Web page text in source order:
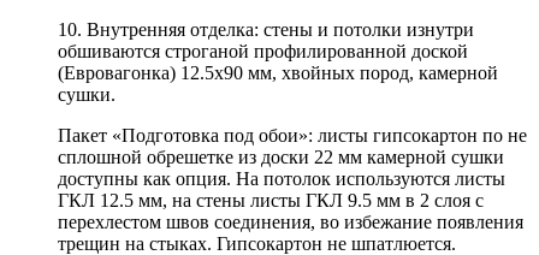
10. Внутренняя отделка: стены и потолки изнутри
обшиваются строганой профилированной доской
(Евровагонка) 12.5х90 мм, хвойных пород, камерной
сушки.
Пакет «Подготовка под обои»: листы гипсокартон по не
сплошной обрешетке из доски 22 мм камерной сушки
доступны как опция. На потолок используются листы
ГКЛ 12.5 мм, на стены листы ГКЛ 9.5 мм в 2 слоя с
перехлестом швов соединения, во избежание появления
трещин на стыках. Гипсокартон не шпатлюется.